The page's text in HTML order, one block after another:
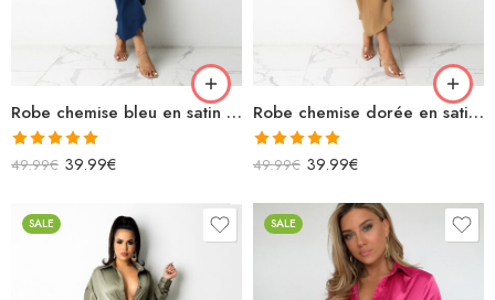
Robe chemise bleu en satin longue manches longues avec cordon
Note5.00
49.99€ 39.99€
Robe chemise dorée en satin longue manches longues avec cordon
Note5.00
49.99€ 39.99€
SALE SALE